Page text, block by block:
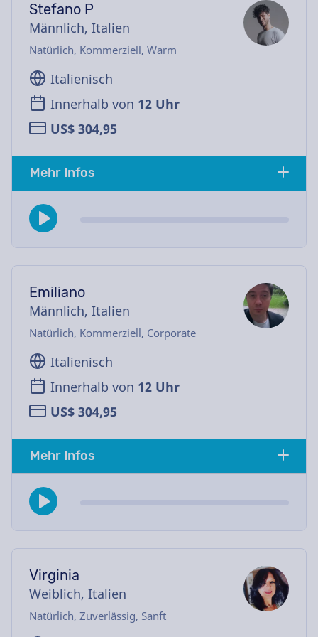
Stefano P
Männlich, Italien
Natürlich, Kommerziell, Warm
Italienisch
Innerhalb von 12 Uhr
US$ 304,95
Mehr Infos
Emiliano
Männlich, Italien
Natürlich, Kommerziell, Corporate
Italienisch
Innerhalb von 12 Uhr
US$ 304,95
Mehr Infos
Virginia
Weiblich, Italien
Natürlich, Zuverlässig, Sanft